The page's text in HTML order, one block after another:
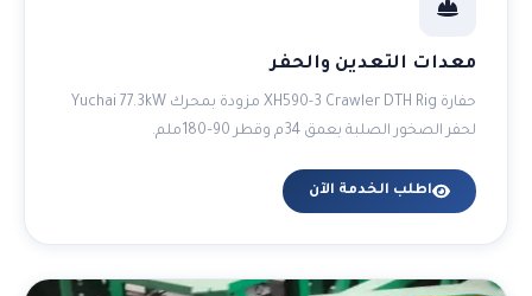
معدات التعدين والحفر
حفارة XH590-3 Crawler DTH Rig مزودة بمحرك Yuchai 77.3kW
لحفر الصخور الصلبة بعمق 34م وقطر 90–180ملم.
اطلب الخدمة الآن